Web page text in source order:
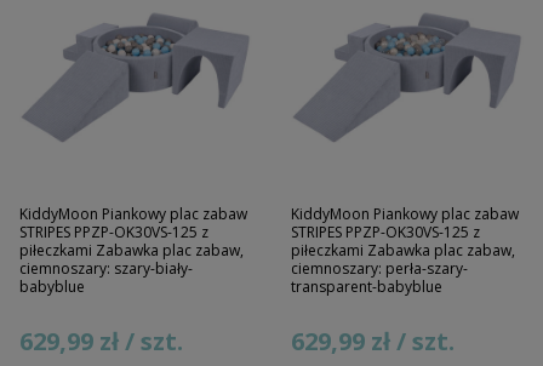
KiddyMoon Piankowy plac zabaw
STRIPES PPZP-OK30VS-125 z
piłeczkami Zabawka plac zabaw,
ciemnoszary: szary-biały-
babyblue
629,99 zł / szt.
KiddyMoon Piankowy plac zabaw
STRIPES PPZP-OK30VS-125 z
piłeczkami Zabawka plac zabaw,
ciemnoszary: perła-szary-
transparent-babyblue
629,99 zł / szt.